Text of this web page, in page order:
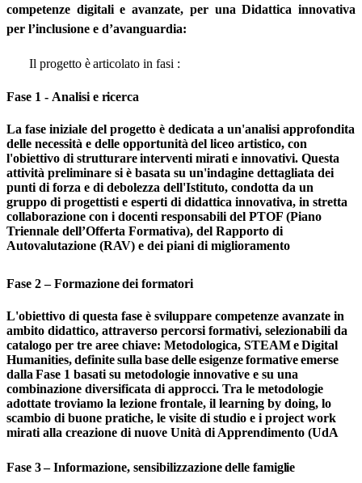
competenze digitali e avanzate, per una Didattica innovativa
per l’inclusione e d’avanguardia:
Il progetto è articolato in fasi :
Fase 1 - Analisi ericerca
La fase iniziale del progetto è dedicata a un'analisi approfondita
delle necessità e delle opportunità del liceo artistico, con
l'obiettivo di strutturare interventi mirati e innovativi. Questa
attività preliminare si è basata su un'indagine dettagliata dei
punti di forza e di debolezza dell'Istituto, condotta da un
gruppo di progettisti e esperti di didattica innovativa, in stretta
collaborazione con i docenti responsabili del PTOF (Piano
Triennale dell’Offerta Formativa), del Rapporto di
Autovalutazione (RAV) e dei piani di miglioramento
Fase 2 – Formazione dei formatori
L'obiettivo di questa fase è sviluppare competenze avanzate in
ambito didattico, attraverso percorsi formativi, selezionabili da
catalogo per tre aree chiave: Metodologica, STEAMeDigital
Humanities,definitesulla basedelleesigenzeformativeemerse
dalla Fase 1 basati su metodologie innovative e su una
combinazione diversificata di approcci. Tra le metodologie
adottate troviamo la lezione frontale, il learning by doing, lo
scambio di buone pratiche, le visite di studio e i project work
mirati alla creazione di nuove Unità di Apprendimento (UdA
Fase 3 – Informazione, sensibilizzazione delle famiglie